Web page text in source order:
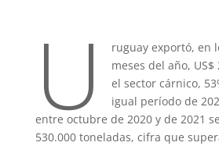
U
ruguay exportó, en
meses del año,
el sector cárnico,
igual período de
entre octubre de 2020 y de 2021
530.000 toneladas, cifra que